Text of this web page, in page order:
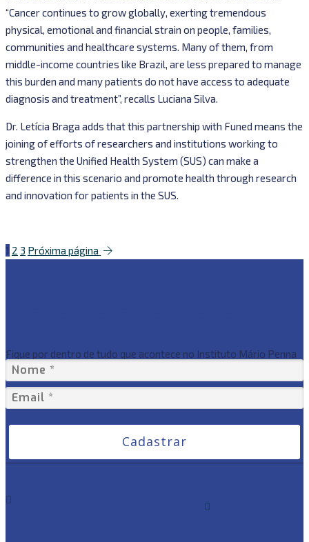
“Cancer continues to grow globally, exerting tremendous
physical, emotional and financial strain on people, families,
communities and healthcare systems. Many of them, from
middle-income countries like Brazil, are less prepared to manage
this burden and many patients do not have access to adequate
diagnosis and treatment”, recalls Luciana Silva.
Dr. Letícia Braga adds that this partnership with Funed means the
joining of efforts of researchers and institutions working to
strengthen the Unified Health System (SUS) can make a
difference in this scenario and promote health through research
and innovation for patients in the SUS.
1 2 3 Próxima página
Fique por dentro de tudo que acontece no Instituto Mário Penna
Cadastrar